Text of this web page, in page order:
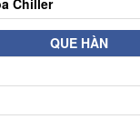
QUE HÀN